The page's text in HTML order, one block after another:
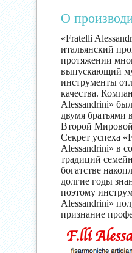
О
«Fratelli
итальянский
протяжении
выпускающий
инструменты
качества.
Alessandrini»
двумя братьями
Второй
Секрет успеха
Alessandrini» в
традиций
богатстве
долгие годы
поэтому
Alessandrini»
признание